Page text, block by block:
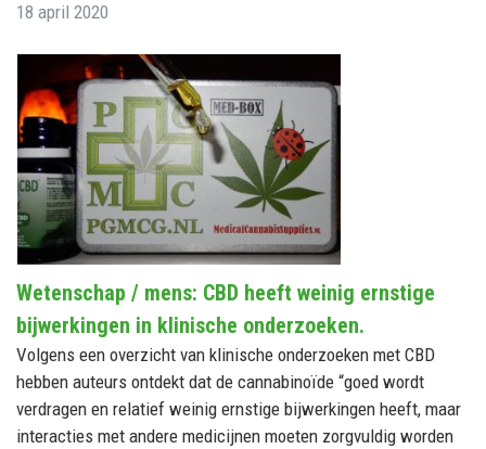
18 april 2020
Wetenschap / mens: CBD heeft weinig ernstige
bijwerkingen in klinische onderzoeken.
Volgens een overzicht van klinische onderzoeken met CBD
hebben auteurs ontdekt dat de cannabinoïde “goed wordt
verdragen en relatief weinig ernstige bijwerkingen heeft, maar
interacties met andere medicijnen moeten zorgvuldig worden